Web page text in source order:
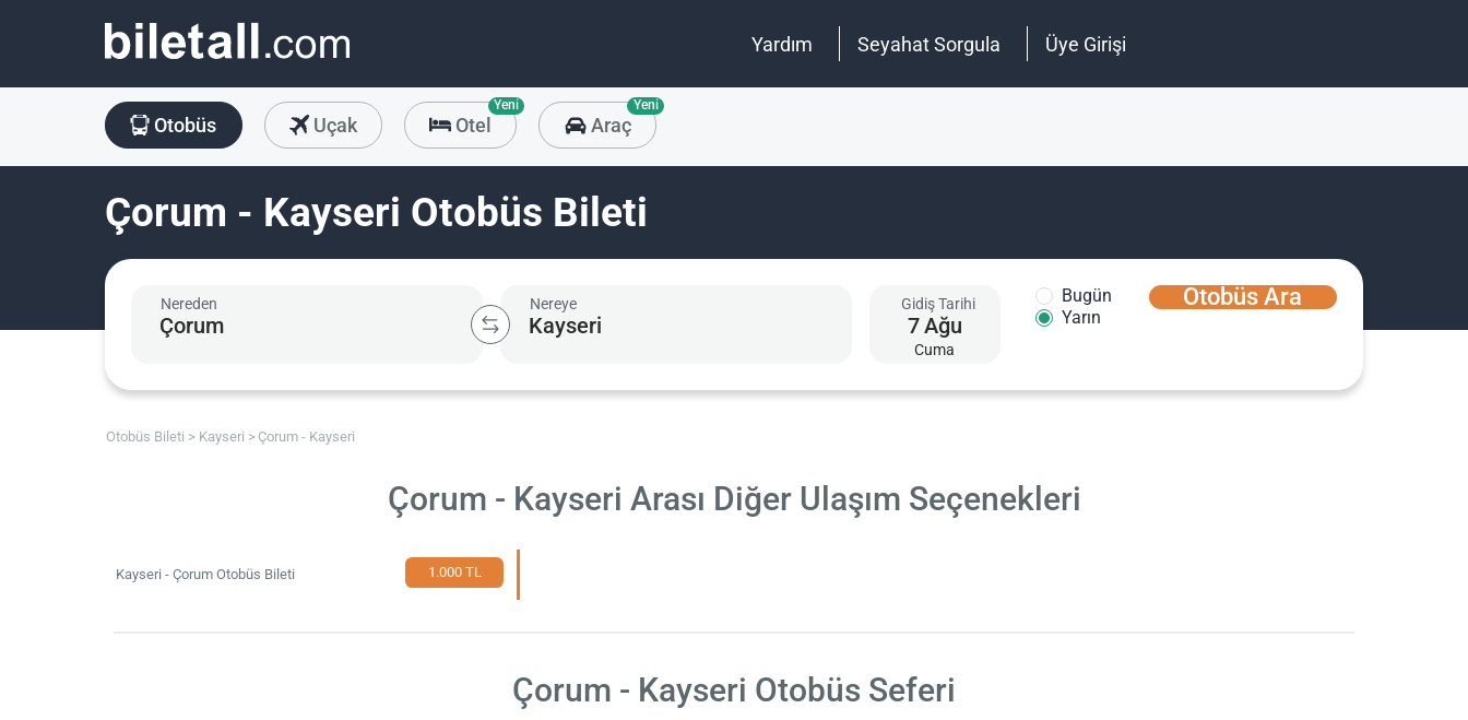
Yardım Seyahat Sorgula Üye Girişi
Otobüs Uçak Otel
Yeni
Araç
Yeni
Çorum - Kayseri Otobüs Bileti
Nereden Nereye Gidiş Tarihi
7Ağu
Cuma
Bugün
Yarın
Otobüs Ara
Otobüs Bileti Kayseri Çorum - Kayseri
Çorum - Kayseri Arası Diğer Ulaşım Seçenekleri
Kayseri - Çorum Otobüs Bileti 1.000 TL
Çorum - Kayseri Otobüs Seferi